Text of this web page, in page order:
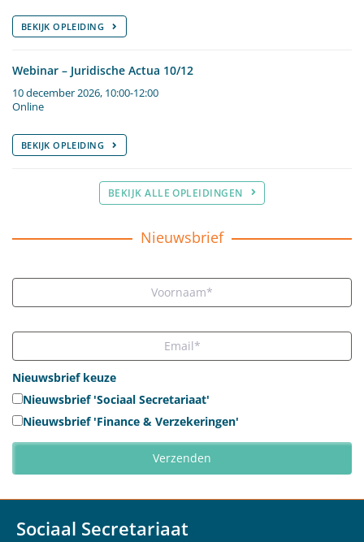
BEKIJK OPLEIDING
Webinar – Juridische Actua 10/12
10 december 2026, 10:00-12:00
Online
BEKIJK OPLEIDING
BEKIJK ALLE OPLEIDINGEN
Nieuwsbrief
Nieuwsbrief keuze
Nieuwsbrief 'Sociaal Secretariaat'
Nieuwsbrief 'Finance & Verzekeringen'
Sociaal Secretariaat